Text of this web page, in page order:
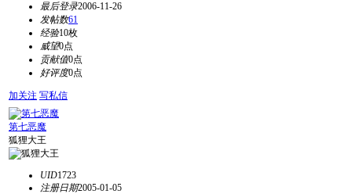
最后登录2006-11-26
发帖数61
经验10枚
威望0点
贡献值0点
好评度0点
加关注 写私信
第七恶魔
狐狸大王
UID1723
注册日期2005-01-05